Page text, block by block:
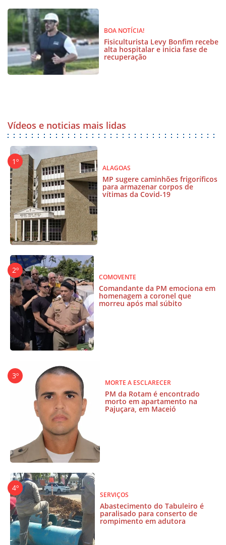
BOA NOTÍCIA!
Fisiculturista Levy Bonfim recebe
alta hospitalar e inicia fase de
recuperação
Vídeos e noticias mais lidas
ALAGOAS
MP sugere caminhões frigoríficos
para armazenar corpos de
vítimas da Covid-19
COMOVENTE
Comandante da PM emociona em
homenagem a coronel que
morreu após mal súbito
MORTE A ESCLARECER
PM da Rotam é encontrado
morto em apartamento na
Pajuçara, em Maceió
SERVIÇOS
Abastecimento do Tabuleiro é
paralisado para conserto de
rompimento em adutora